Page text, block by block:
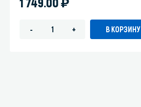
- + В КОРЗИНУ